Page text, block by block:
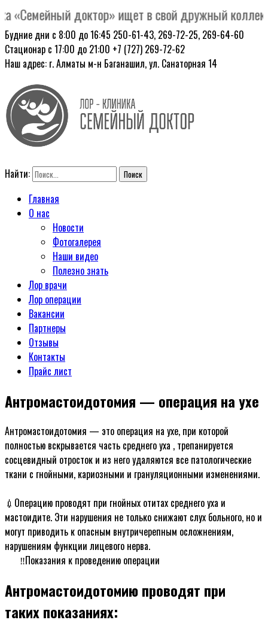
доктор» ищет в свой дружный
Будние дни с 8:00 до 16:45 250-61-43, 269-72-25, 269-64-60
Стационар с 17:00 до 21:00 +7 (727) 269-72-62
Наш адрес: г. Алматы м-н Баганашил, ул. Санаторная 14
Найти:
Главная
О нас
Новости
Фотогалерея
Наши видео
Полезно знать
Лор врачи
Лор операции
Вакансии
Партнеры
Отзывы
Контакты
Прайс лист
Антромастоидотомия — операция на ухе
Антромастоидотомия — это операция на ухе, при которой
полностью вскрывается часть среднего уха , трепанируется
сосцевидный отросток и из него удаляются все патологические
ткани с гнойными, кариозными и грануляционными изменениями.
💉Операцию проводят при гнойных отитах среднего уха и
мастоидите. Эти нарушения не только снижают слух больного, но и
могут приводить к опасным внутричерепным осложнениям,
нарушениям функции лицевого нерва.
ᅠ ‼Показания к проведению операции
Антромастоидотомию проводят при
таких показаниях: